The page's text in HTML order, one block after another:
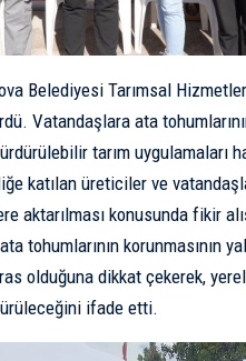
Belediyesi Tarımsal
Vatandaşlara ata
tarım uygulamaları
katılan üreticiler ve
aktarılması konusunda fikir
tohumlarının korunmasının
olduğuna dikkat çekerek,
ifade etti.